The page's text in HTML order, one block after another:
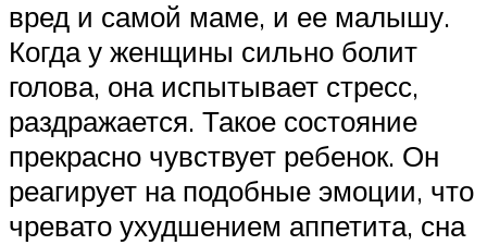
вред и самой маме, и ее малышу.
Когда у женщины сильно болит
голова, она испытывает стресс,
раздражается. Такое состояние
прекрасно чувствует ребенок. Он
реагирует на подобные эмоции, что
чревато ухудшением аппетита, сна